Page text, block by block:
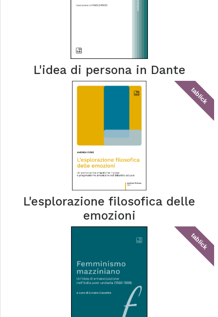
L'idea di persona in Dante
tablick
L'esplorazione filosofica delle
emozioni
tablick